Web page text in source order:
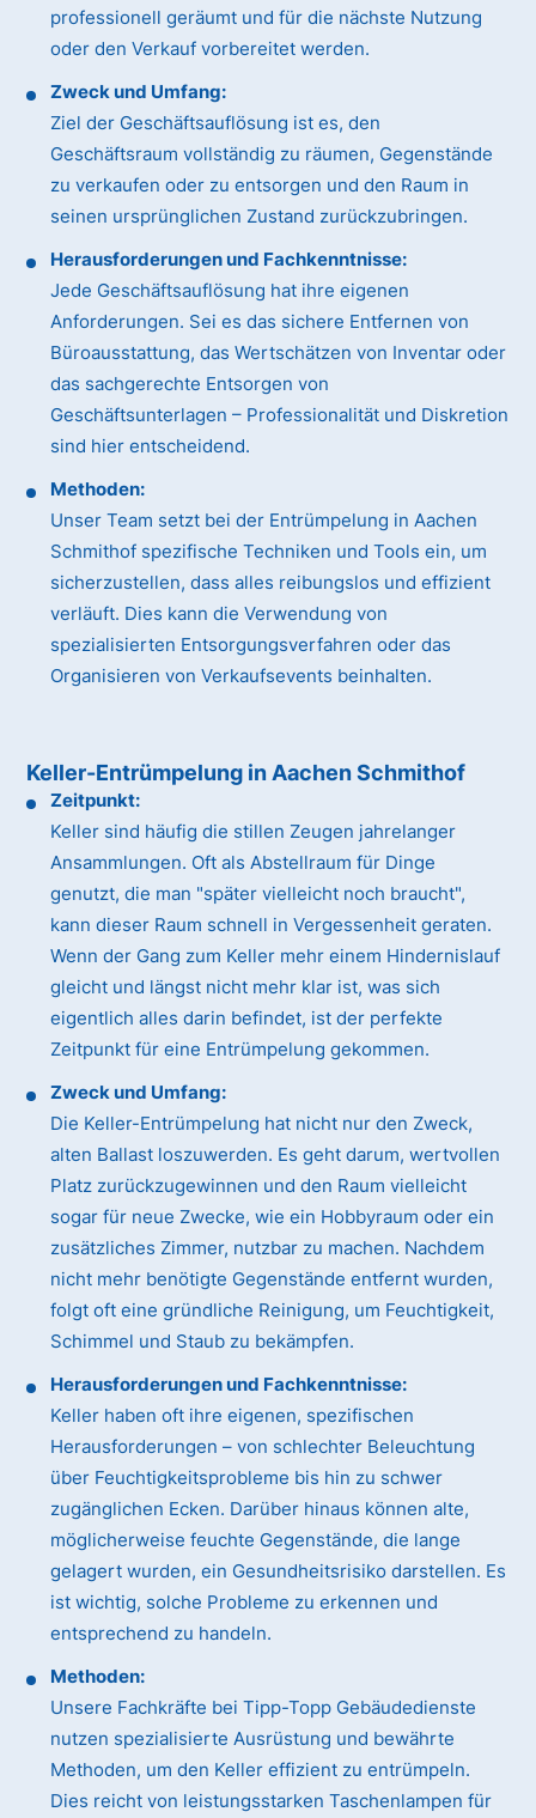
professionell geräumt und für die nächste Nutzung
oder den Verkauf vorbereitet werden.
Zweck und Umfang:
Ziel der Geschäftsauflösung ist es, den
Geschäftsraum vollständig zu räumen, Gegenstände
zu verkaufen oder zu entsorgen und den Raum in
seinen ursprünglichen Zustand zurückzubringen.
Herausforderungen und Fachkenntnisse:
Jede Geschäftsauflösung hat ihre eigenen
Anforderungen. Sei es das sichere Entfernen von
Büroausstattung, das Wertschätzen von Inventar oder
das sachgerechte Entsorgen von
Geschäftsunterlagen – Professionalität und Diskretion
sind hier entscheidend.
Methoden:
Unser Team setzt bei der Entrümpelung in Aachen
Schmithof spezifische Techniken und Tools ein, um
sicherzustellen, dass alles reibungslos und effizient
verläuft. Dies kann die Verwendung von
spezialisierten Entsorgungsverfahren oder das
Organisieren von Verkaufsevents beinhalten.
Keller-Entrümpelung in Aachen Schmithof
Zeitpunkt:
Keller sind häufig die stillen Zeugen jahrelanger
Ansammlungen. Oft als Abstellraum für Dinge
genutzt, die man "später vielleicht noch braucht",
kann dieser Raum schnell in Vergessenheit geraten.
Wenn der Gang zum Keller mehr einem Hindernislauf
gleicht und längst nicht mehr klar ist, was sich
eigentlich alles darin befindet, ist der perfekte
Zeitpunkt für eine Entrümpelung gekommen.
Zweck und Umfang:
Die Keller-Entrümpelung hat nicht nur den Zweck,
alten Ballast loszuwerden. Es geht darum, wertvollen
Platz zurückzugewinnen und den Raum vielleicht
sogar für neue Zwecke, wie ein Hobbyraum oder ein
zusätzliches Zimmer, nutzbar zu machen. Nachdem
nicht mehr benötigte Gegenstände entfernt wurden,
folgt oft eine gründliche Reinigung, um Feuchtigkeit,
Schimmel und Staub zu bekämpfen.
Herausforderungen und Fachkenntnisse:
Keller haben oft ihre eigenen, spezifischen
Herausforderungen – von schlechter Beleuchtung
über Feuchtigkeitsprobleme bis hin zu schwer
zugänglichen Ecken. Darüber hinaus können alte,
möglicherweise feuchte Gegenstände, die lange
gelagert wurden, ein Gesundheitsrisiko darstellen. Es
ist wichtig, solche Probleme zu erkennen und
entsprechend zu handeln.
Methoden:
Unsere Fachkräfte bei Tipp-Topp Gebäudedienste
nutzen spezialisierte Ausrüstung und bewährte
Methoden, um den Keller effizient zu entrümpeln.
Dies reicht von leistungsstarken Taschenlampen für